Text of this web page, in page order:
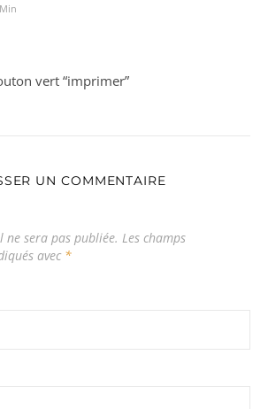
vert “imprimer”
UN COMMENTAIRE
ne sera pas publiée. Les champs
avec *